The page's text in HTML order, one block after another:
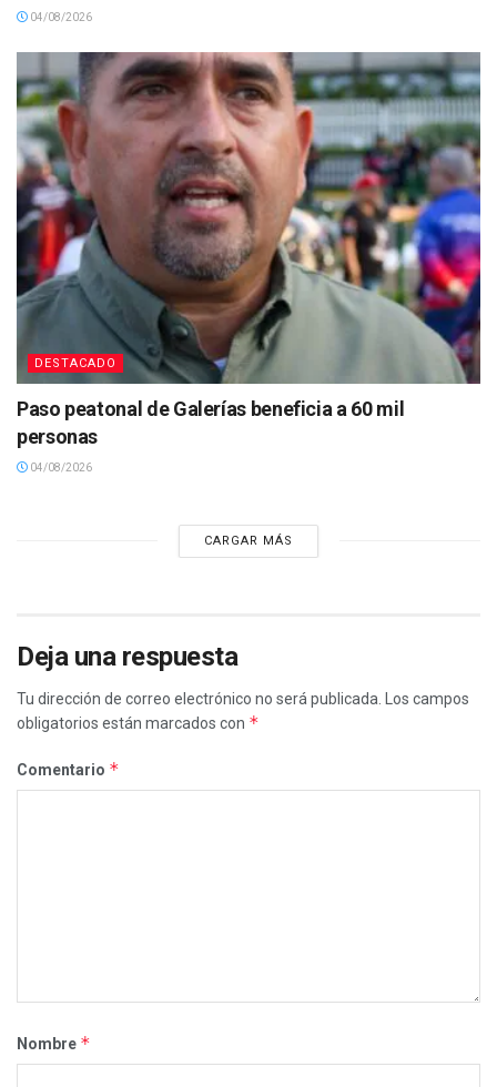
04/08/2026
DESTACADO
Paso peatonal de Galerías beneficia a 60 mil
personas
04/08/2026
CARGAR MÁS
Deja una respuesta
Tu dirección de correo electrónico no será publicada.
Los campos
obligatorios están marcados con *
Comentario *
Nombre *